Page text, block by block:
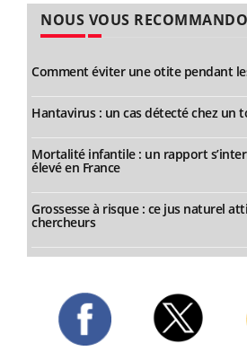
NOUS VOUS
Comment éviter une otite pendant
Hantavirus : un cas détecté chez un
Mortalité infantile : un rapport
élevé en France
Grossesse à risque : ce jus naturel
chercheurs